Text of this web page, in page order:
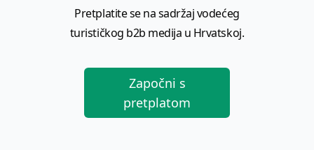
Pretplatite se na sadržaj vodećeg
turističkog b2b medija u Hrvatskoj.
Započni s
pretplatom